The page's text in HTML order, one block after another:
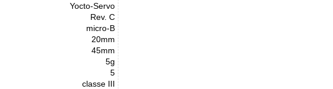
Yocto-Servo
Rev. C
micro-B
20mm
45mm
5g
5
classe III